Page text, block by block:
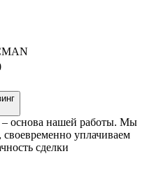
– основа нашей работы. Мы
своевременно уплачиваем
сделки